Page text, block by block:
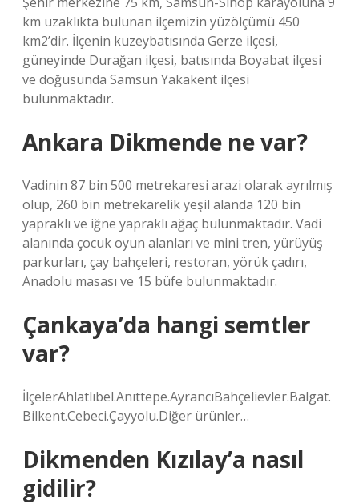
km uzaklıkta bulunan ilçemizin yüzölçümü 450
km2’dir. İlçenin kuzeybatısında Gerze ilçesi,
güneyinde Durağan ilçesi, batısında Boyabat ilçesi
ve doğusunda Samsun Yakakent ilçesi
bulunmaktadır.
Ankara Dikmende ne var?
Vadinin 87 bin 500 metrekaresi arazi olarak ayrılmış
olup, 260 bin metrekarelik yeşil alanda 120 bin
yapraklı ve iğne yapraklı ağaç bulunmaktadır. Vadi
alanında çocuk oyun alanları ve mini tren, yürüyüş
parkurları, çay bahçeleri, restoran, yörük çadırı,
Anadolu masası ve 15 büfe bulunmaktadır.
Çankaya’da hangi semtler
var?
İlçelerAhlatlıbel.Anıttepe.AyrancıBahçelievler.Balgat.
Bilkent.Cebeci.Çayyolu.Diğer ürünler…
Dikmenden Kızılay’a nasıl
gidilir?